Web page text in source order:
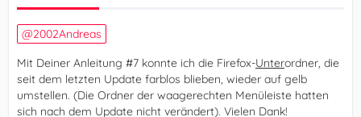
2002Andreas
Mit Deiner Anleitung #7 konnte ich die Firefox-Unterordner, die
seit dem letzten Update farblos blieben, wieder auf gelb
umstellen. (Die Ordner der waagerechten Menüleiste hatten
sich nach dem Update nicht verändert). Vielen Dank!